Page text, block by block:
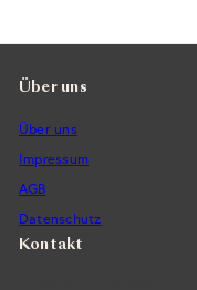
Über uns
Über uns
Impressum
AGB
Datenschutz
Kontakt